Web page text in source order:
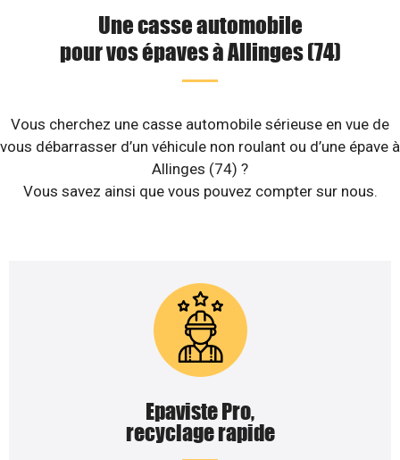
Une casse automobile
pour vos épaves à Allinges (74)
Vous cherchez une casse automobile sérieuse en vue de
vous débarrasser d’un véhicule non roulant ou d’une épave à
Allinges (74) ?
Vous savez ainsi que vous pouvez compter sur nous.
Epaviste Pro,
recyclage rapide